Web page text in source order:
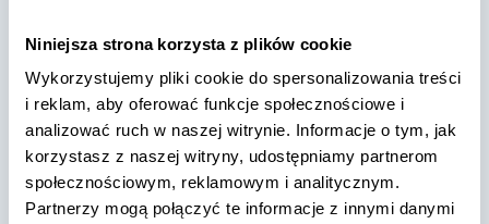
Niniejsza strona korzysta z plików cookie
Wykorzystujemy pliki cookie do spersonalizowania treści
i reklam, aby oferować funkcje społecznościowe i
analizować ruch w naszej witrynie. Informacje o tym, jak
korzystasz z naszej witryny, udostępniamy partnerom
społecznościowym, reklamowym i analitycznym.
Partnerzy mogą połączyć te informacje z innymi danymi